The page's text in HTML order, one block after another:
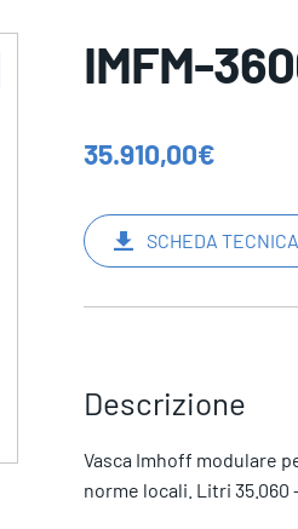
IMFM-
35.910,00€
SCHEDA TECNICA
Descrizione
Vasca Imhoff modulare
norme locali. Litri 35.060